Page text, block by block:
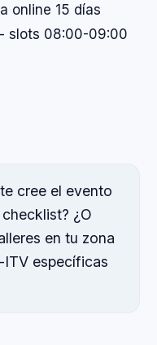
online 15 días
slots 08:00-09:00
cree el evento
¿O
en tu zona
ITV específicas